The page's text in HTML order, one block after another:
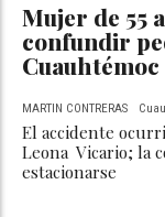
Mujer de 55
confundir
Cuauhtémoc
MARTIN CONTRERAS
El accidente
Leona Vicario; la
estacionarse